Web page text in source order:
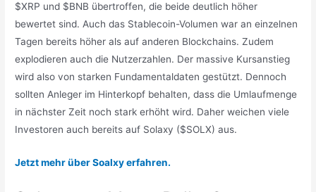
$XRP und $BNB übertroffen, die beide deutlich höher
bewertet sind. Auch das Stablecoin-Volumen war an einzelnen
Tagen bereits höher als auf anderen Blockchains. Zudem
explodieren auch die Nutzerzahlen. Der massive Kursanstieg
wird also von starken Fundamentaldaten gestützt. Dennoch
sollten Anleger im Hinterkopf behalten, dass die Umlaufmenge
in nächster Zeit noch stark erhöht wird. Daher weichen viele
Investoren auch bereits auf Solaxy ($SOLX) aus.
Jetzt mehr über Soalxy erfahren.